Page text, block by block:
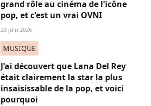
grand rôle au cinéma de l'icône
pop, et c'est un vrai OVNI
23 juin 2026
MUSIQUE
J'ai découvert que Lana Del Rey
était clairement la star la plus
insaisissable de la pop, et voici
pourquoi